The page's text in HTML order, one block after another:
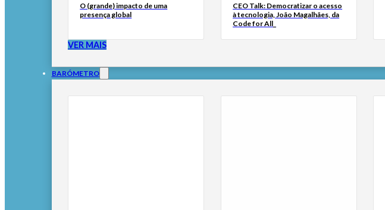
O (grande) impacto de uma
presença global
CEO Talk: Democratizar o acesso
à tecnologia, João Magalhães, da
Code for All_
VER MAIS
BARÓMETRO